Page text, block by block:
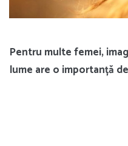
Pentru multe femei,
lume are o importanță